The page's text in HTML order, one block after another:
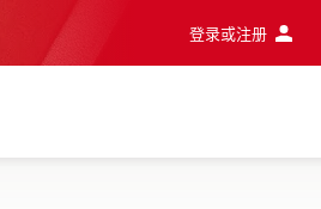
登录或注册